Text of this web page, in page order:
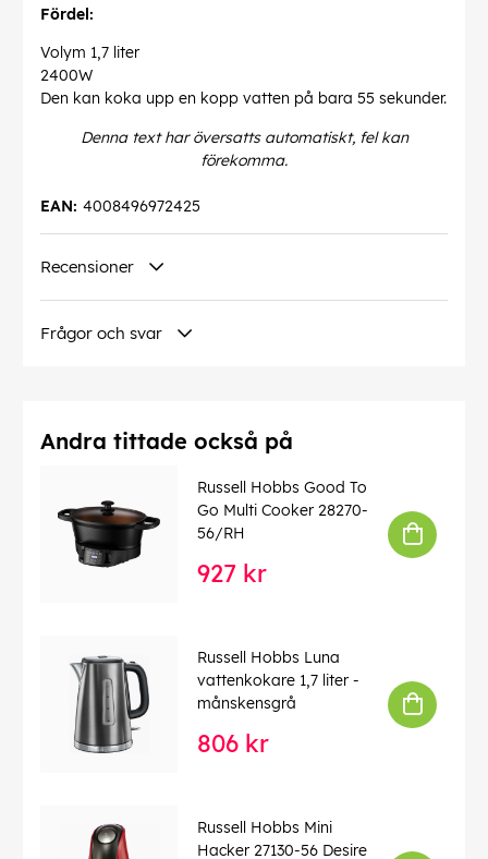
Fördel:
Volym 1,7 liter
2400W
Den kan koka upp en kopp vatten på bara 55 sekunder.
Denna text har översatts automatiskt, fel kan
förekomma.
4008496972425
EAN:
Recensioner
Frågor och svar
Andra tittade också på
Russell Hobbs Good To
Go Multi Cooker 28270-
56/RH
927 kr
Russell Hobbs Luna
vattenkokare 1,7 liter -
månskensgrå
806 kr
Russell Hobbs Mini
Hacker 27130-56 Desire